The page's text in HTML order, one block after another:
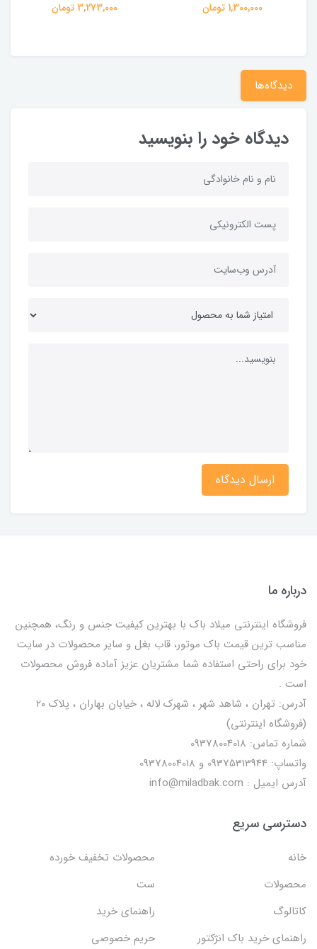
1,300,000 تومان 3,273,000 تومان
دیدگاه‌ها
دیدگاه خود را بنویسید
ارسال دیدگاه
درباره ما
فروشگاه اینترنتی میلاد باک با بهترین کیفیت جنس و رنگ، همچنین
مناسب ترین قیمت باک موتور، قاب بغل و سایر محصولات در سایت
خود برای راحتی استفاده شما مشتریان عزیز آماده فروش محصولات
است .
آدرس: تهران ، شاهد شهر ، شهرک لاله ، خیابان بهاران ، پلاک ۲۰
(فروشگاه اینترنتی)
شماره تماس: 09378004018
واتساپ: 09375313944 و 09378004018
آدرس ایمیل : info@miladbak.com
دسترسی سریع
خانه
محصولات تخفیف خورده
محصولات
ست
کاتالوگ
راهنمای خرید
راهنمای خرید باک انژکتور
حریم خصوصی